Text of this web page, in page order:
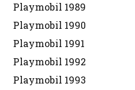
Playmobil 1989
Playmobil 1990
Playmobil 1991
Playmobil 1992
Playmobil 1993